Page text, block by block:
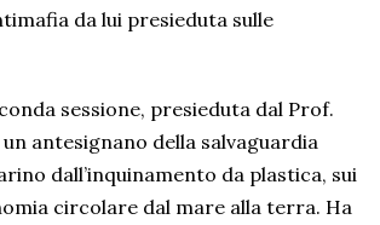
da lui presieduta sulle
sessione, presieduta dal Prof.
antesignano della salvaguardia
dall’inquinamento da plastica, sui
circolare dal mare alla terra. Ha